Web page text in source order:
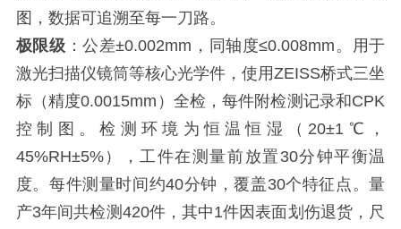
图，数据可追溯至每一刀路。
极限级 ：公差±0.002mm，同轴度≤0.008mm。用于
激光扫描仪镜筒等核心光学件，使用ZEISS桥式三坐
标（精度0.0015mm）全检，每件附检测记录和CPK
控制图。检测环境为恒温恒湿（20±1℃，
45%RH±5%），工件在测量前放置30分钟平衡温
度。每件测量时间约40分钟，覆盖30个特征点。量
产3年间共检测420件，其中1件因表面划伤退货，尺